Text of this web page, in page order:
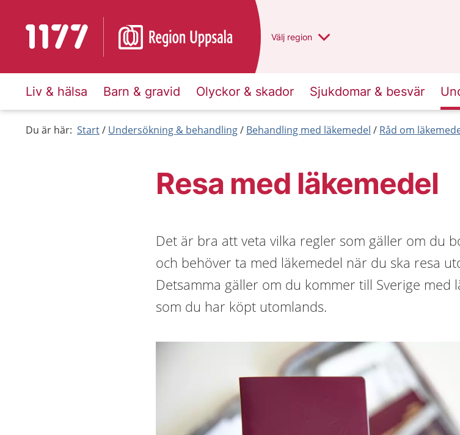
Till startsidan för 1177 Du har valt region
Välj en annan
region
Liv & hälsa Barn & gravid Olyckor & skador Sjukdomar & besvär
Du är här: Start Undersökning & behandling Behandling med läkemedel Råd om
Resa med läkemedel
Det är bra att veta vilka regler som gäller om du
och behöver ta med läkemedel när du ska resa
Detsamma gäller om du kommer till Sverige med
som du har köpt utomlands.